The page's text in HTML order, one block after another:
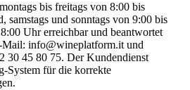
bis freitags von 8:00 bis
samstags und sonntags von 9:00 bis
Uhr erreichbar und beantwortet
Mail: info@wineplatform.it und
30 45 80 75. Der Kundendienst
System für die korrekte